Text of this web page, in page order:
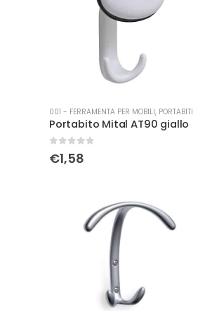
001 - FERRAMENTA PER MOBILI, PORTABITI
Portabito Mital AT90 giallo
Su 5
€1,58